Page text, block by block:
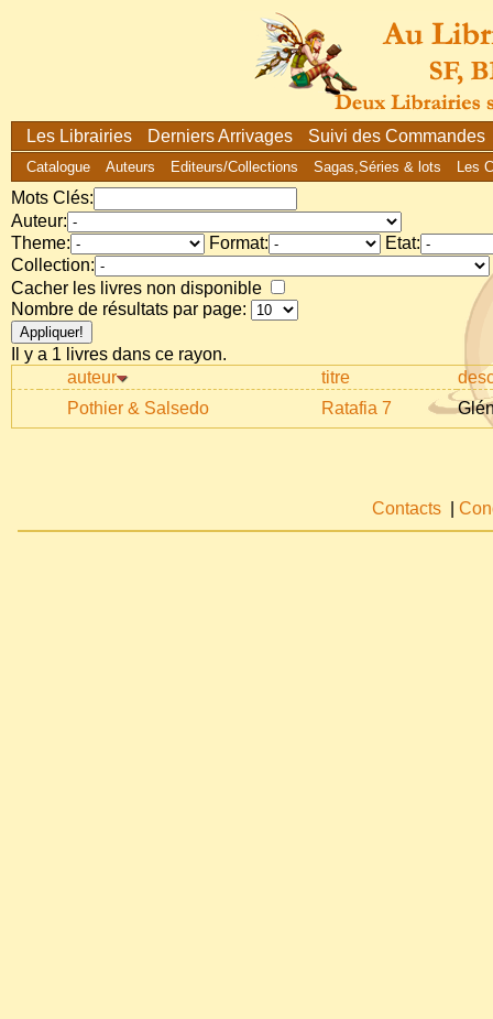
Les Librairies Derniers Arrivages Suivi des Commandes
Catalogue Auteurs Editeurs/Collections Sagas,Séries & lots Les
Mots Clés:
Auteur:
Theme:
Format:
Etat:
Collection:
Cacher les livres non disponible
Nombre de résultats par page:
Il y a 1 livres dans ce rayon.
auteur
titre
Pothier & Salsedo
Ratafia 7
Contacts |